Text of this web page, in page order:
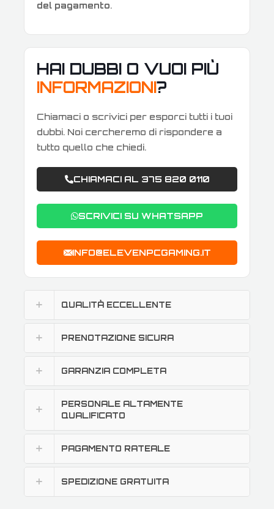
del pagamento.
HAI DUBBI O VUOI PIÙ
INFORMAZIONI?
Chiamaci o scrivici per esporci tutti i tuoi
dubbi. Noi cercheremo di rispondere a
tutto quello che chiedi.
CHIAMACI AL 375 820 0110
SCRIVICI SU WHATSAPP
INFO@ELEVENPCGAMING.IT
QUALITÀ ECCELLENTE
PRENOTAZIONE SICURA
GARANZIA COMPLETA
PERSONALE ALTAMENTE
QUALIFICATO
PAGAMENTO RATEALE
SPEDIZIONE GRATUITA